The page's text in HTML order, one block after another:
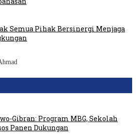
Semua Pihak Bersinergi Menjaga
Gibran: Program MBG, Sekolah
Panen Dukungan